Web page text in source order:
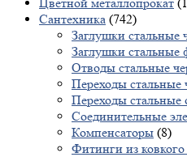
Сантехника (742)
Заглушки стальные
Заглушки стальные
Отводы стальные
Переходы стальные
Переходы стальные
Соединительные
Компенсаторы (8)
Фитинги из ковкого